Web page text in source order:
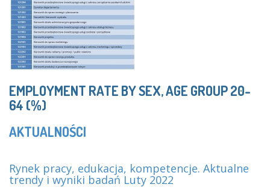
EMPLOYMENT RATE BY SEX, AGE GROUP 20-
64 (%)
AKTUALNOŚCI
Rynek pracy, edukacja, kompetencje. Aktualne
trendy i wyniki badań Luty 2022